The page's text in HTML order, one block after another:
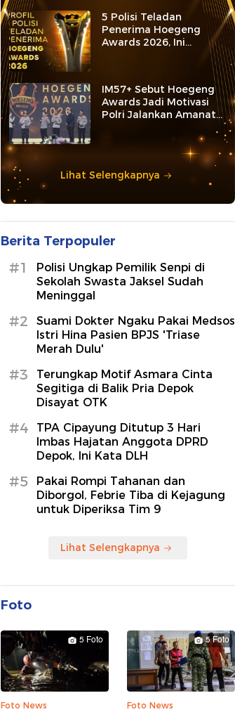
5 Polisi Teladan
Penerima Hoegeng
Awards 2026, Ini
Kategori dan Kiprahnya
IM57+ Sebut Hoegeng
Awards Jadi Motivasi
Polri Jalankan Amanat
Lihat Selengkapnya
Berita Terpopuler
#1
Polisi Ungkap Pemilik Senpi di
Sekolah Swasta Jaksel Sudah
Meninggal
#2
Suami Dokter Ngaku Pakai Medsos
Istri Hina Pasien BPJS 'Triase
Merah Dulu'
#3
Terungkap Motif Asmara Cinta
Segitiga di Balik Pria Depok
Disayat OTK
#4
TPA Cipayung Ditutup 3 Hari
Imbas Hajatan Anggota DPRD
Depok, Ini Kata DLH
#5
Pakai Rompi Tahanan dan
Diborgol, Febrie Tiba di Kejagung
untuk Diperiksa Tim 9
Lihat Selengkapnya
Foto
5 Foto
Foto News
5 Foto
Foto News